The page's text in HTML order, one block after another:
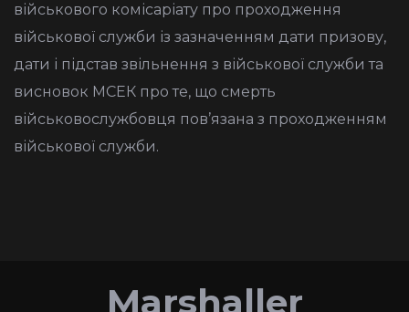
військового комісаріату про проходження
військової служби із зазначенням дати призову,
дати і підстав звільнення з військової служби та
висновок МСЕК про те, що смерть
військовослужбовця пов’язана з проходженням
військової служби.
Marshaller